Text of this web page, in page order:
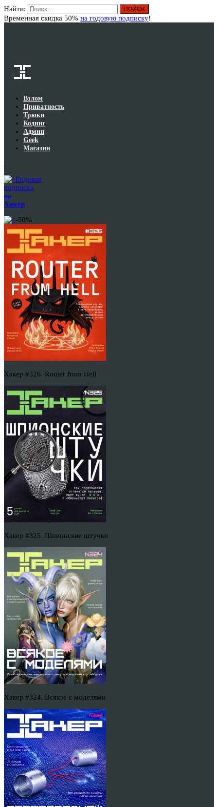
Найти:
Временная скидка 50% на годовую подписку!
Взлом
Приватность
Трюки
Кодинг
Админ
Geek
Магазин
Годовая
подписка
на
Хакер
-50%
Хакер #326. Router from Hell
Хакер #325. Шпионские штучки
Хакер #324. Всякое с моделями